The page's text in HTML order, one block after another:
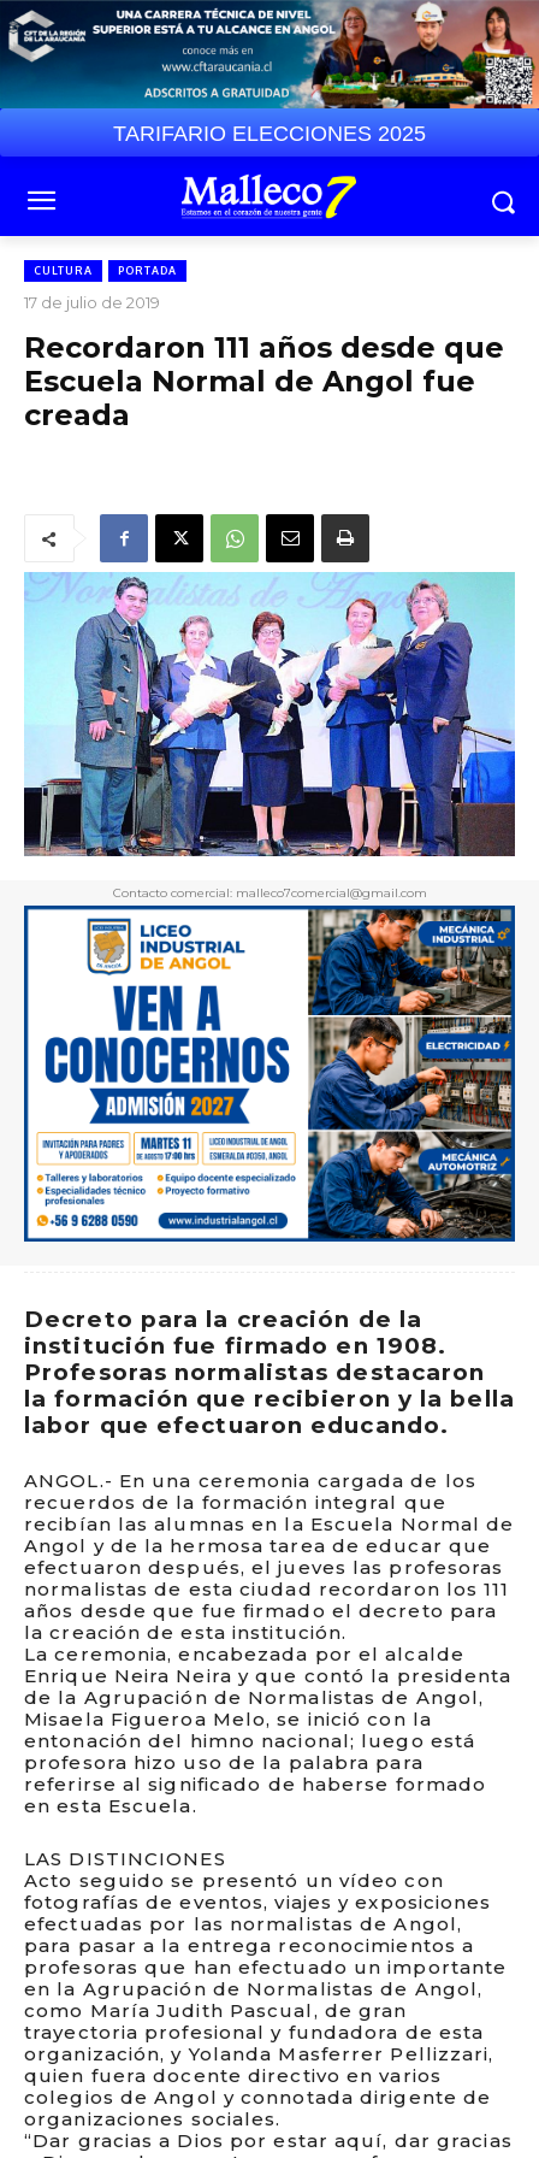
TARIFARIO ELECCIONES 2025
CULTURA PORTADA
17 de julio de 2019
Recordaron 111 años desde que
Escuela Normal de Angol fue
creada
Contacto comercial: malleco7comercial@gmail.com
Decreto para la creación de la
institución fue firmado en 1908.
Profesoras normalistas destacaron
la formación que recibieron y la bella
labor que efectuaron educando.
ANGOL.- En una ceremonia cargada de los
recuerdos de la formación integral que
recibían las alumnas en la Escuela Normal de
Angol y de la hermosa tarea de educar que
efectuaron después, el jueves las profesoras
normalistas de esta ciudad recordaron los 111
años desde que fue firmado el decreto para
la creación de esta institución.
La ceremonia, encabezada por el alcalde
Enrique Neira Neira y que contó la presidenta
de la Agrupación de Normalistas de Angol,
Misaela Figueroa Melo, se inició con la
entonación del himno nacional; luego está
profesora hizo uso de la palabra para
referirse al significado de haberse formado
en esta Escuela.
LAS DISTINCIONES
Acto seguido se presentó un vídeo con
fotografías de eventos, viajes y exposiciones
efectuadas por las normalistas de Angol,
para pasar a la entrega reconocimientos a
profesoras que han efectuado un importante
en la Agrupación de Normalistas de Angol,
como María Judith Pascual, de gran
trayectoria profesional y fundadora de esta
organización, y Yolanda Masferrer Pellizzari,
quien fuera docente directivo en varios
colegios de Angol y connotada dirigente de
organizaciones sociales.
“Dar gracias a Dios por estar aquí, dar gracias